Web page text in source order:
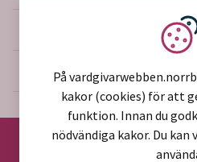
Mer på vårdgivarwebben
Om webbplatsen
Vi
På
kakor (cookies) för att
funktion. Innan du
nödvändiga kakor. Du